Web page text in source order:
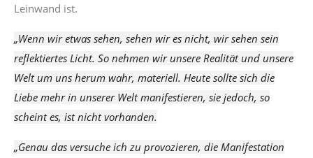
Leinwand ist.
„Wenn wir etwas sehen, sehen wir es nicht, wir sehen sein
reflektiertes Licht. So nehmen wir unsere Realität und unsere
Welt um uns herum wahr, materiell. Heute sollte sich die
Liebe mehr in unserer Welt manifestieren, sie jedoch, so
scheint es, ist nicht vorhanden.
„Genau das versuche ich zu provozieren, die Manifestation